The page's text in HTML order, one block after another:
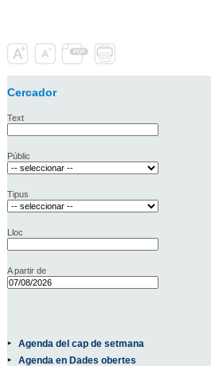
Cercador
Text
Públic
Tipus
Lloc
A partir de
Agenda del cap de setmana
Agenda en Dades obertes